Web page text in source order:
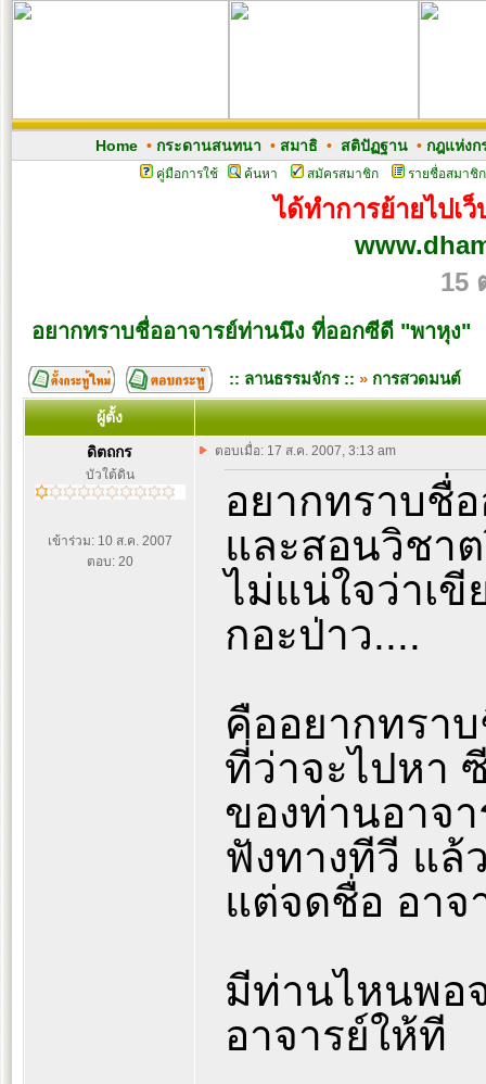
Home• กระดานสนทนา • สมาธิ• สติปัฏฐาน• กฎแห่งก
คู่มือการใช้ ค้นหา สมัครสมาชิก รายชื่อสมาชิก
ได้ทำการย้ายไปเ
15
อยากทราบชื่ออาจารย์ท่านนึง ที่ออกซีดี "พาหุง"
:: ลานธรรมจักร :: » การสวดมนต์
ผู้ตั้ง
ดิตถกร
บัวใต้ดิน
เข้าร่วม: 10 ส.ค. 2007
ตอบ: 20
ตอบเมื่อ: 17 ส.ค. 2007, 3:13 am
อยากทราบชื่
และสอนวิชา
ไม่แน่ใจว่าเ
กอะป่าว....
คืออยากทรา
ที่ว่าจะไปหา
ของท่านอาจ
ฟังทางทีวี แล้
แต่จดชื่อ อาจ
มีท่านไหนพอ
อาจารย์ให้ที